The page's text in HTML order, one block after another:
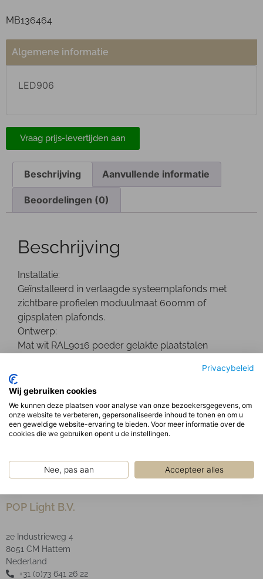
Privacybeleid
Wij gebruiken cookies
We kunnen deze plaatsen voor analyse van onze bezoekersgegevens, om
onze website te verbeteren, gepersonaliseerde inhoud te tonen en om u
een geweldige website-ervaring te bieden. Voor meer informatie over de
cookies die we gebruiken opent u de instellingen.
Nee, pas aan Accepteer alles
MB136464
Algemene informatie
LED906
Vraag prijs-levertijden aan
Beschrijving Aanvullende informatie
Beoordelingen (0)
Beschrijving
Installatie:
Geïnstalleerd in verlaagde systeemplafonds met
zichtbare profielen moduulmaat 600mm of
gipsplaten plafonds.
Ontwerp:
Mat wit RAL9016 poeder gelakte plaatstalen
Optisch:
Matte parabolisch geanodiseerde reflector met witte
decoratieve profielen in een aluminium frame.
LED Type SMD
POP Light B.V.
2e Industrieweg 4
8051 CM Hattem
Nederland
+31 (0)73 641 26 22